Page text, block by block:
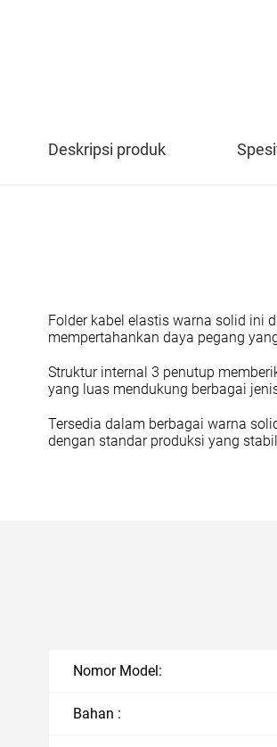
Deskripsi produk
Folder kabel elastis warna solid ini
mempertahankan daya pegang
Struktur internal 3 penutup
yang luas mendukung berbagai
Tersedia dalam berbagai warna
dengan standar produksi yang
Nomor Model:
Bahan :